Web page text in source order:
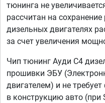
тюнинга не
рассчитан на
дизельных двигателях
за счет увеличения
Чип тюнинг Ауди C4
прошивки ЭБУ
двигателем) и не
в конструкцию авто (при